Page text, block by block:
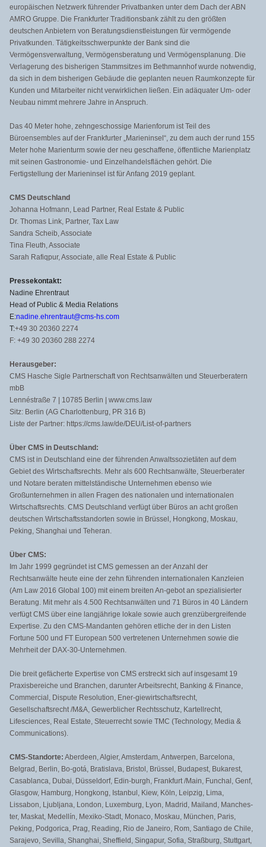
europäischen Netzwerk führender Privatbanken unter dem Dach der ABN
AMRO Gruppe. Die Frankfurter Traditionsbank zählt zu den größten
deutschen Anbietern von Beratungsdienstleistungen für vermögende
Privatkunden. Tätigkeitsschwerpunkte der Bank sind die
Vermögensverwaltung, Vermögensberatung und Vermögensplanung. Die
Verlagerung des bisherigen Stammsitzes im Bethmannhof wurde notwendig,
da sich in dem bisherigen Gebäude die geplanten neuen Raumkonzepte für
Kunden und Mitarbeiter nicht verwirklichen ließen. Ein adäquater Um- oder
Neubau nimmt mehrere Jahre in Anspruch.
Das 40 Meter hohe, zehngeschossige Marienforum ist Teil des
Büroensembles auf der Frankfurter „Marieninsel“, zu dem auch der rund 155
Meter hohe Marienturm sowie der neu geschaffene, öffentliche Marienplatz
mit seinen Gastronomie- und Einzelhandelsflächen gehört. Die
Fertigstellung der Marieninsel ist für Anfang 2019 geplant.
CMS Deutschland
Johanna Hofmann, Lead Partner, Real Estate & Public
Dr. Thomas Link, Partner, Tax Law
Sandra Scheib, Associate
Tina Fleuth, Associate
Sarah Rafiqpur, Associate, alle Real Estate & Public
Pressekontakt:
Nadine Ehrentraut
Head of Public & Media Relations
E:nadine.ehrentraut@cms-hs.com
T:+49 30 20360 2274
F: +49 30 20360 288 2274
Herausgeber:
CMS Hasche Sigle Partnerschaft von Rechtsanwälten und Steuerberatern
mbB
Lennéstraße 7 | 10785 Berlin | www.cms.law
Sitz: Berlin (AG Charlottenburg, PR 316 B)
Liste der Partner: https://cms.law/de/DEU/List-of-partners
Über CMS in Deutschland:
CMS ist in Deutschland eine der führenden Anwaltssozietäten auf dem
Gebiet des Wirtschaftsrechts. Mehr als 600 Rechtsanwälte, Steuerberater
und Notare beraten mittelständische Unternehmen ebenso wie
Großunternehmen in allen Fragen des nationalen und internationalen
Wirtschaftsrechts. CMS Deutschland verfügt über Büros an acht großen
deutschen Wirtschaftsstandorten sowie in Brüssel, Hongkong, Moskau,
Peking, Shanghai und Teheran.
Über CMS:
Im Jahr 1999 gegründet ist CMS gemessen an der Anzahl der
Rechtsanwälte heute eine der zehn führenden internationalen Kanzleien
(Am Law 2016 Global 100) mit einem breiten An-gebot an spezialisierter
Beratung. Mit mehr als 4.500 Rechtsanwälten und 71 Büros in 40 Ländern
verfügt CMS über eine langjährige lokale sowie auch grenzübergreifende
Expertise. Zu den CMS-Mandanten gehören etliche der in den Listen
Fortune 500 und FT European 500 vertretenen Unternehmen sowie die
Mehrheit der DAX-30-Unternehmen.
Die breit gefächerte Expertise von CMS erstreckt sich auf insgesamt 19
Praxisbereiche und Branchen, darunter Arbeitsrecht, Banking & Finance,
Commercial, Dispute Resolution, Ener-giewirtschaftsrecht,
Gesellschaftsrecht /M&A, Gewerblicher Rechtsschutz, Kartellrecht,
Lifesciences, Real Estate, Steuerrecht sowie TMC (Technology, Media &
Communications).
CMS-Standorte: Aberdeen, Algier, Amsterdam, Antwerpen, Barcelona,
Belgrad, Berlin, Bo-gotá, Bratislava, Bristol, Brüssel, Budapest, Bukarest,
Casablanca, Dubai, Düsseldorf, Edin-burgh, Frankfurt /Main, Funchal, Genf,
Glasgow, Hamburg, Hongkong, Istanbul, Kiew, Köln, Leipzig, Lima,
Lissabon, Ljubljana, London, Luxemburg, Lyon, Madrid, Mailand, Manches-
ter, Maskat, Medellín, Mexiko-Stadt, Monaco, Moskau, München, Paris,
Peking, Podgorica, Prag, Reading, Rio de Janeiro, Rom, Santiago de Chile,
Sarajevo, Sevilla, Shanghai, Sheffield, Singapur, Sofia, Straßburg, Stuttgart,